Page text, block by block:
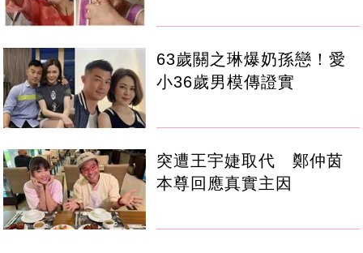
63歲關之琳爆奶孫戀！愛
小36歲男模傳證實
突遭王宇婕取代 鄭仲茵
本尊回應真實主因